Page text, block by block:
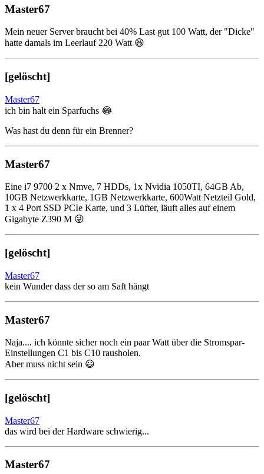
Master67
Mein neuer Server braucht bei 40% Last gut 100 Watt, der "Dicke"
hatte damals im Leerlauf 220 Watt 😆
[gelöscht]
Master67
ich bin halt ein Sparfuchs 😂
Was hast du denn für ein Brenner?
Master67
Eine i7 9700 2 x Nmve, 7 HDDs, 1x Nvidia 1050TI, 64GB Ab,
10GB Netzwerkkarte, 1GB Netzwerkkarte, 600Watt Netzteil Gold,
1 x 4 Port SSD PCIe Karte, und 3 Lüfter, läuft alles auf einem
Gigabyte Z390 M 😜
[gelöscht]
Master67
kein Wunder dass der so am Saft hängt
Master67
Naja.... ich könnte sicher noch ein paar Watt über die Stromspar-
Einstellungen C1 bis C10 rausholen.
Aber muss nicht sein 😃
[gelöscht]
Master67
das wird bei der Hardware schwierig...
Master67